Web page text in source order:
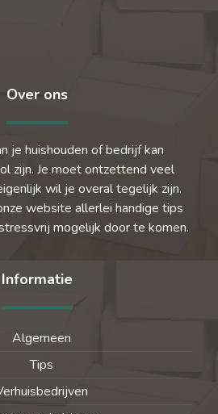
Over ons
je huishouden of bedrijf kan
zijn. Je moet ontzettend veel
wil je overal tegelijk zijn.
website allerlei handige tips
mogelijk door te komen.
Informatie
Algemeen
Tips